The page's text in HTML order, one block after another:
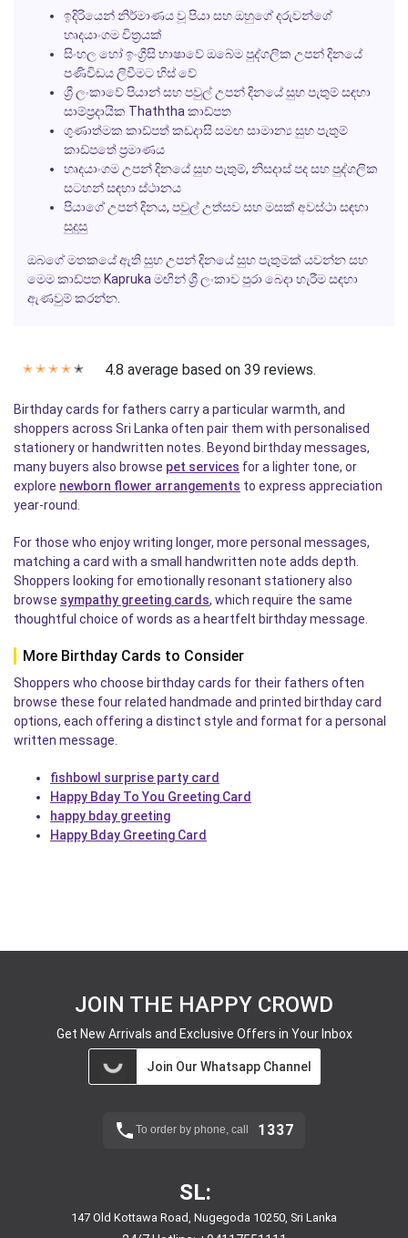
ඉදිරියෙන් නිර්මාණය වූ පියා සහ ඔහුගේ දරුවන්ගේ
හෘදයාංගම චිත්‍රයක්
සිංහල හෝ ඉංග්‍රීසි භාෂාවේ ඔබේම පුද්ගලික උපන් දිනයේ
පණිවිඩය ලිවීමට හිස් වේ
ශ්‍රී ලංකාවේ පියාන් සහ පවුල් උපන් දිනයේ සුභ පැතුම් සඳහා
සාම්ප්‍රදායික Thaththa කාඩ්පත
ගුණාත්මක කාඩ්පත් කඩදාසි සමඟ සාමාන්‍ය සුභ පැතුම්
කාඩ්පතේ ප්‍රමාණය
හෘදයාංගම උපන් දිනයේ සුභ පැතුම්, නිසදාස් පද සහ පුද්ගලික
සටහන් සඳහා ස්ථානය
පියාගේ උපන් දිනය, පවුල් උත්සව සහ මසක් අවස්ථා සඳහා
සුදුසු
ඔබගේ මතකයේ ඇති සුභ උපන් දිනයේ සුභ පැතුමක් යවන්න සහ
මෙම කාඩ්පත Kapruka මඟින් ශ්‍රී ලංකාව පුරා බෙදා හැරීම සඳහා
ඇණවුම් කරන්න.
✭ ✭ ✭ ✭ ✭ 4.8 average based on 39 reviews.
Birthday cards for fathers carry a particular warmth, and
shoppers across Sri Lanka often pair them with personalised
stationery or handwritten notes. Beyond birthday messages,
many buyers also browse pet services for a lighter tone, or
explore newborn flower arrangements to express appreciation
year-round.
For those who enjoy writing longer, more personal messages,
matching a card with a small handwritten note adds depth.
Shoppers looking for emotionally resonant stationery also
browse sympathy greeting cards, which require the same
thoughtful choice of words as a heartfelt birthday message.
More Birthday Cards to Consider
Shoppers who choose birthday cards for their fathers often
browse these four related handmade and printed birthday card
options, each offering a distinct style and format for a personal
written message.
fishbowl surprise party card
Happy Bday To You Greeting Card
happy bday greeting
Happy Bday Greeting Card
JOIN THE HAPPY CROWD
Get New Arrivals and Exclusive Offers in Your Inbox
Join Our Whatsapp Channel
To order by phone, call 1337
SL:
147 Old Kottawa Road, Nugegoda 10250, Sri Lanka